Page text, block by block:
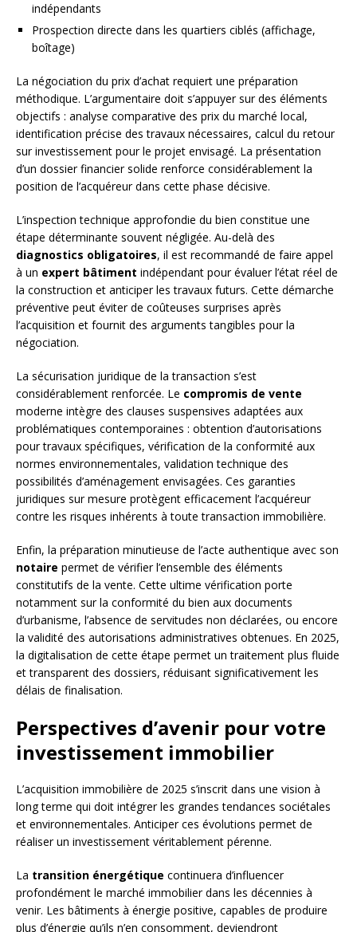
indépendants
Prospection directe dans les quartiers ciblés (affichage,
boîtage)
La négociation du prix d’achat requiert une préparation
méthodique. L’argumentaire doit s’appuyer sur des éléments
objectifs : analyse comparative des prix du marché local,
identification précise des travaux nécessaires, calcul du retour
sur investissement pour le projet envisagé. La présentation
d’un dossier financier solide renforce considérablement la
position de l’acquéreur dans cette phase décisive.
L’inspection technique approfondie du bien constitue une
étape déterminante souvent négligée. Au-delà des
diagnostics obligatoires, il est recommandé de faire appel
à un expert bâtiment indépendant pour évaluer l’état réel de
la construction et anticiper les travaux futurs. Cette démarche
préventive peut éviter de coûteuses surprises après
l’acquisition et fournit des arguments tangibles pour la
négociation.
La sécurisation juridique de la transaction s’est
considérablement renforcée. Le compromis de vente
moderne intègre des clauses suspensives adaptées aux
problématiques contemporaines : obtention d’autorisations
pour travaux spécifiques, vérification de la conformité aux
normes environnementales, validation technique des
possibilités d’aménagement envisagées. Ces garanties
juridiques sur mesure protègent efficacement l’acquéreur
contre les risques inhérents à toute transaction immobilière.
Enfin, la préparation minutieuse de l’acte authentique avec son
notaire permet de vérifier l’ensemble des éléments
constitutifs de la vente. Cette ultime vérification porte
notamment sur la conformité du bien aux documents
d’urbanisme, l’absence de servitudes non déclarées, ou encore
la validité des autorisations administratives obtenues. En 2025,
la digitalisation de cette étape permet un traitement plus fluide
et transparent des dossiers, réduisant significativement les
délais de finalisation.
Perspectives d’avenir pour votre
investissement immobilier
L’acquisition immobilière de 2025 s’inscrit dans une vision à
long terme qui doit intégrer les grandes tendances sociétales
et environnementales. Anticiper ces évolutions permet de
réaliser un investissement véritablement pérenne.
La transition énergétique continuera d’influencer
profondément le marché immobilier dans les décennies à
venir. Les bâtiments à énergie positive, capables de produire
plus d’énergie qu’ils n’en consomment, deviendront